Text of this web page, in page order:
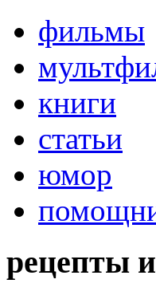
фильмы
книги
статьи
юмор
рецепты